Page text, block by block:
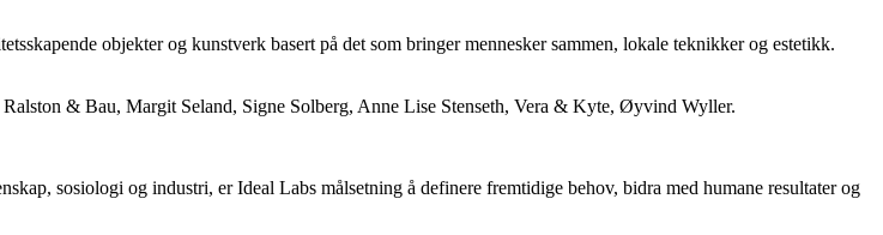
objekter og kunstverk basert på det som bringer mennesker sammen, lokale teknikker og estetikk.
& Bau, Margit Seland, Signe Solberg, Anne Lise Stenseth, Vera & Kyte, Øyvind Wyller.
sosiologi og industri, er Ideal Labs målsetning å definere fremtidige behov, bidra med humane resultater og